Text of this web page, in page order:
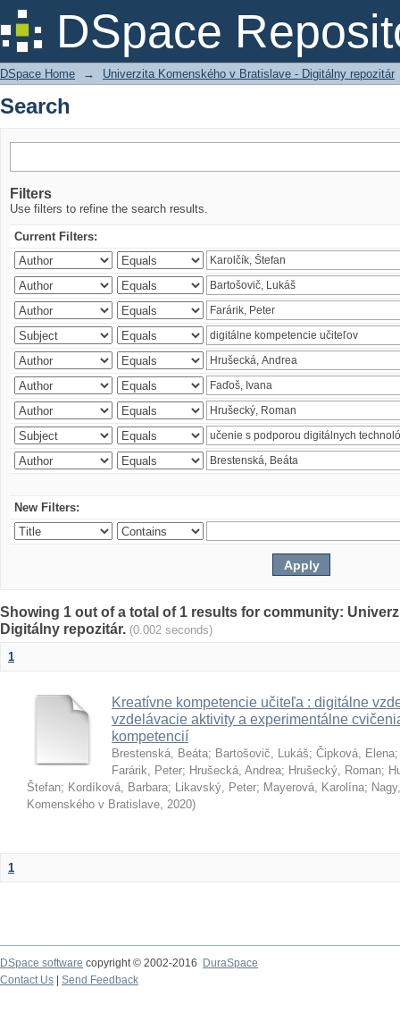
DSpace
Search
DSpace Home → Univerzita Komenského v Bratislave - Digitálny repozitár
Search
Filters
Use filters to refine the search results.
Current Filters:
New Filters:
Showing 1 out of a total of 1 results for community:
Digitálny repozitár. (0.002 seconds)
1
Kreatívne kompetencie učiteľa : digitálne
vzdelávacie aktivity a experimentálne
kompetencií
Brestenská, Beáta; Bartošovič, Lukáš; Čipková, Elena
Farárik, Peter; Hrušecká, Andrea; Hrušecký, Roman;
Štefan; Kordíková, Barbara; Likavský, Peter; Mayerová, Karolína;
Komenského v Bratislave, 2020)
1
DSpace software copyright © 2002-2016
DuraSpace
Contact Us
Send Feedback